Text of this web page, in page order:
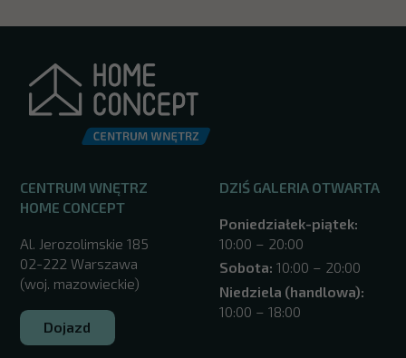
CENTRUM WNĘTRZ
HOME CONCEPT
Al. Jerozolimskie 185
02-222 Warszawa
(woj. mazowieckie)
Dojazd
DZIŚ GALERIA OTWARTA
Poniedziałek-piątek:
10:00 – 20:00
Sobota: 10:00 – 20:00
Niedziela (handlowa):
10:00 – 18:00